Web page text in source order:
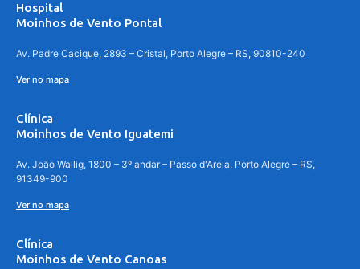
Hospital
Moinhos de Vento Pontal
Av. Padre Cacique, 2893 – Cristal, Porto Alegre – RS, 90810-240
Ver no mapa
Clínica
Moinhos de Vento Iguatemi
Av. João Wallig, 1800 – 3º andar – Passo d'Areia, Porto Alegre – RS,
91349-900
Ver no mapa
Clínica
Moinhos de Vento Canoas